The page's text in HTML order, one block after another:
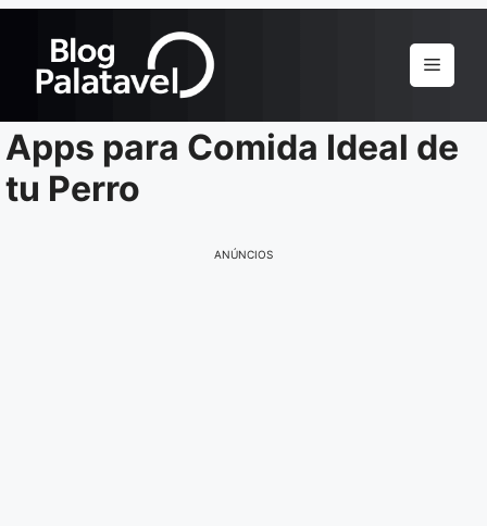
Menu
Apps para Comida Ideal de
tu Perro
ANÚNCIOS